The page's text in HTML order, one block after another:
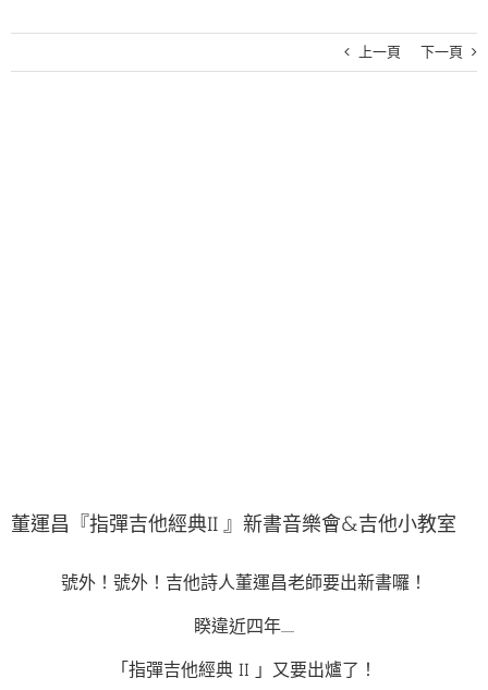
上一頁 下一頁
董運昌『指彈吉他經典II 』新書音樂會&吉他小教室
號外！號外！吉他詩人董運昌老師要出新書囉！
睽違近四年……
「指彈吉他經典 II 」又要出爐了！